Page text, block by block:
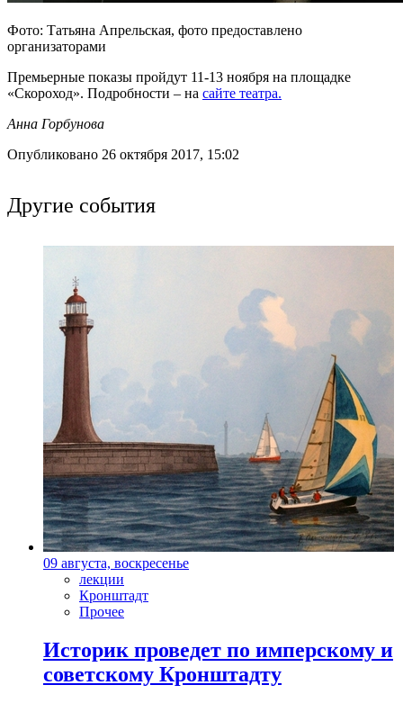
Фото: Татьяна Апрельская, фото предоставлено
организаторами
Премьерные показы пройдут 11-13 ноября на площадке
«Скороход». Подробности – на сайте театра.
Анна Горбунова
Опубликовано 26 октября 2017, 15:02
Другие события
09 августа, воскресенье
лекции
Кронштадт
Прочее
Историк проведет по имперскому и
советскому Кронштадту